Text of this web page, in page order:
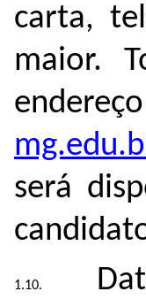
carta,
maior.
será